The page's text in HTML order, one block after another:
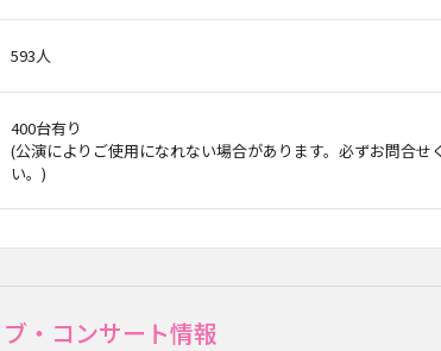
593人
400台有り
(公演によりご使用になれない場合があります。必ずお問合せ
い。)
・コンサート情報